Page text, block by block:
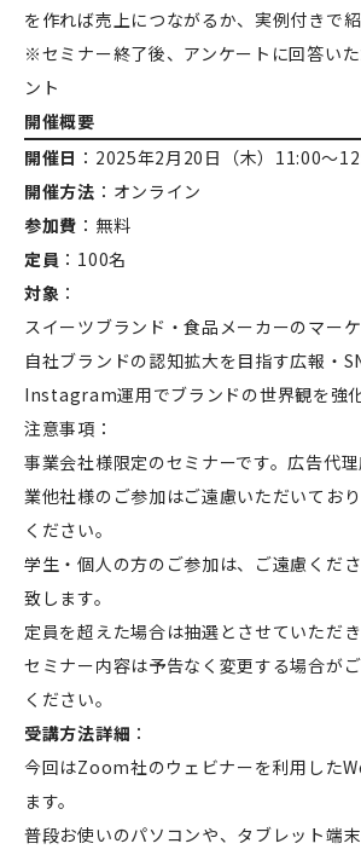
を作れば売上につながるか、実例付きで紹
※セミナー終了後、アンケートに回答い
ント
開催概要
開催日 ：2025年2月20日（木）11:00〜
開催方法 ：オンライン
参加費 ：無料
定員 ：100名
対象 ：
スイーツブランド・食品メーカーのマー
自社ブランドの認知拡大を目指す広報・
Instagram運用でブランドの世界観を強
注意事項：
事業会社様限定のセミナーです。広告代
業他社様のご参加はご遠慮いただいてお
ください。
学生・個人の方のご参加は、ご遠慮くだ
致します。
定員を超えた場合は抽選とさせていただき
セミナー内容は予告なく変更する場合が
ください。
受講方法詳細 ：
今回はZoom社のウェビナーを利用した
ます。
普段お使いのパソコンや、タブレット端